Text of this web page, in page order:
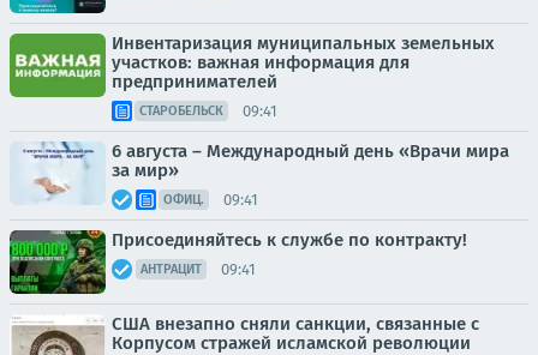
Инвентаризация муниципальных земельных
участков: важная информация для
предпринимателей
СТАРОБЕЛЬСК 09:41
6 августа – Международный день «Врачи мира
за мир»
ОФИЦ. 09:41
Присоединяйтесь к службе по контракту!
АНТРАЦИТ 09:41
США внезапно сняли санкции, связанные с
Корпусом стражей исламской революции